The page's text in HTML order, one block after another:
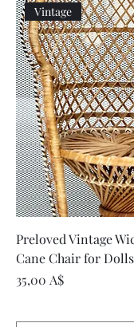
Vintage
Preloved Vintage
Cane Chair for
Τιμή
35,00 A$